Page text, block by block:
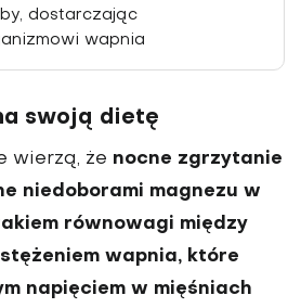
dostarcza­jąc
wapnia
swoją dietę
wierzą, że nocne zgrzytanie
niedoborami magnezu w
równowagi między
wapnia, które
napięciem w mięśniach